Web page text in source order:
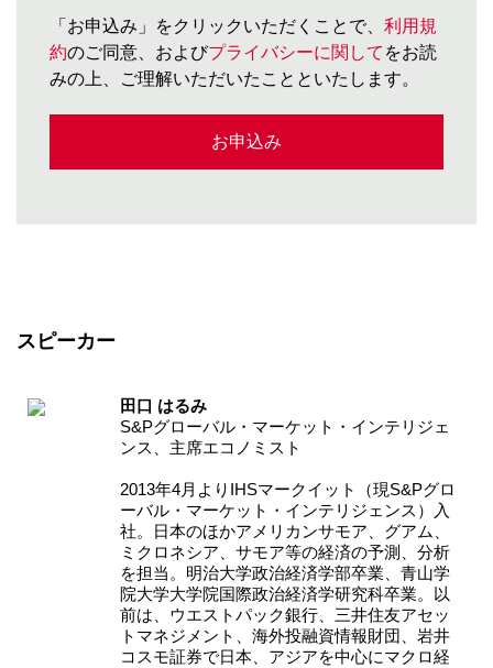
「お申込み」をクリックいただくことで、 利用規
約のご同意、およびプライバシーに関して をお読
みの上、ご理解いただいたことといたします。
お申込み
スピーカー
田口 はるみ
S&Pグローバル・マーケット・インテリジェ
ンス、主席エコノミスト
2013年4月より IHSマークイット（現S&Pグロ
ーバル・マーケット・インテリジェンス）入
社。日本のほかアメリカンサモア、グアム、
ミクロネシア、サモア等の経済の予測、分析
を担当。明治大学政治経済学部卒業、青山学
院大学大学院国際政治経済学研究科卒業。以
前は、ウエストパック銀行、三井住友アセッ
トマネジメント、海外投融資情報財団、岩井
コスモ証券で日本、アジアを中心にマクロ経